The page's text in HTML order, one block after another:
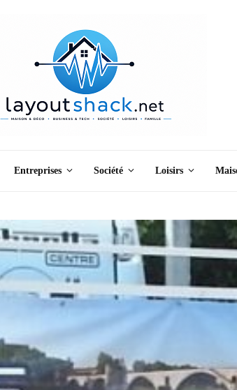
Entreprises Société Loisirs